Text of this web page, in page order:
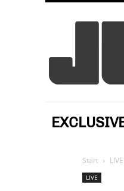
Start LIVE
LIVE